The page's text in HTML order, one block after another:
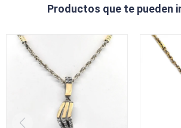
Productos que te pueden